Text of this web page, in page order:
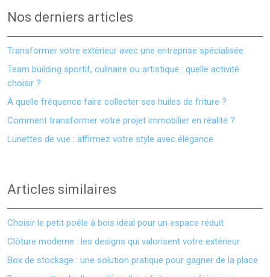
Nos derniers articles
Transformer votre extérieur avec une entreprise spécialisée
Team building sportif, culinaire ou artistique : quelle activité
choisir ?
À quelle fréquence faire collecter ses huiles de friture ?
Comment transformer votre projet immobilier en réalité ?
Lunettes de vue : affirmez votre style avec élégance
Articles similaires
Choisir le petit poêle à bois idéal pour un espace réduit
Clôture moderne : les designs qui valorisent votre extérieur
Box de stockage : une solution pratique pour gagner de la place